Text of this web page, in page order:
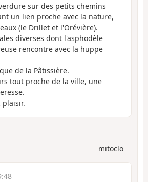
sur des petits chemins
un lien proche avec la nature,
(le Drillet et l'Orévière).
diverses dont l'asphodèle
rencontre avec la huppe
de la Pâtissière.
tout proche de la ville, une
plaisir.
mitoclo